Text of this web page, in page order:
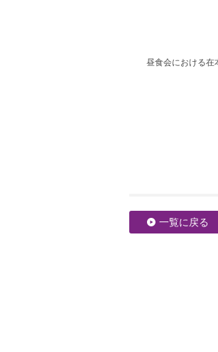
昼食会における
一覧に戻る